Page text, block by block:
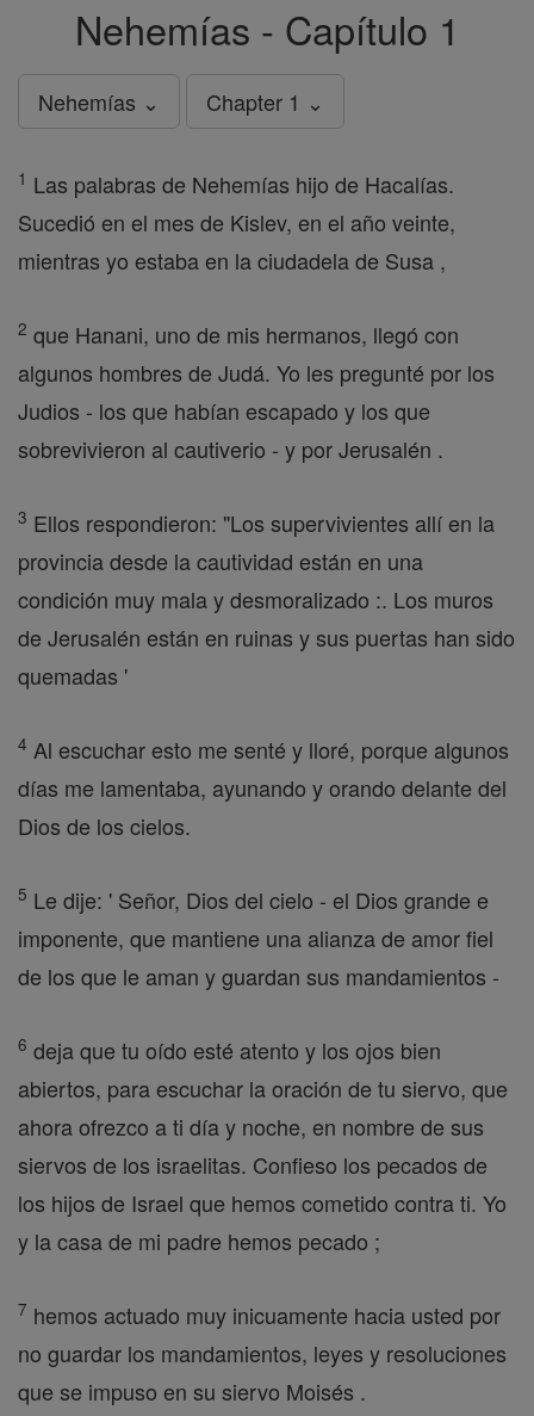
Nehemías - Capítulo 1
Nehemías ⌄ Chapter 1 ⌄
1 Las palabras de Nehemías hijo de Hacalías.
Sucedió en el mes de Kislev, en el año veinte,
mientras yo estaba en la ciudadela de Susa ,
2 que Hanani, uno de mis hermanos, llegó con
algunos hombres de Judá. Yo les pregunté por los
Judios - los que habían escapado y los que
sobrevivieron al cautiverio - y por Jerusalén .
3 Ellos respondieron: "Los supervivientes allí en la
provincia desde la cautividad están en una
condición muy mala y desmoralizado :. Los muros
de Jerusalén están en ruinas y sus puertas han sido
quemadas '
4 Al escuchar esto me senté y lloré, porque algunos
días me lamentaba, ayunando y orando delante del
Dios de los cielos.
5 Le dije: ' Señor, Dios del cielo - el Dios grande e
imponente, que mantiene una alianza de amor fiel
de los que le aman y guardan sus mandamientos -
6 deja que tu oído esté atento y los ojos bien
abiertos, para escuchar la oración de tu siervo, que
ahora ofrezco a ti día y noche, en nombre de sus
siervos de los israelitas. Confieso los pecados de
los hijos de Israel que hemos cometido contra ti. Yo
y la casa de mi padre hemos pecado ;
7 hemos actuado muy inicuamente hacia usted por
no guardar los mandamientos, leyes y resoluciones
que se impuso en su siervo Moisés .